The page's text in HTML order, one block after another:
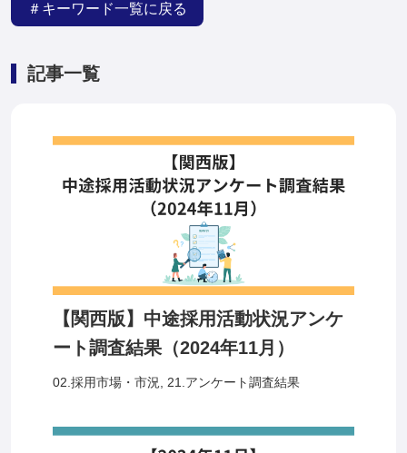
＃キーワード一覧に戻る
記事一覧
【関西版】中途採用活動状況アンケ
ート調査結果（2024年11月）
02.採用市場・市況 21.アンケート調査結果